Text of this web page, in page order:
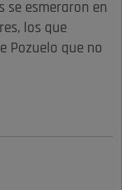
se esmeraron en
los que
Pozuelo que no